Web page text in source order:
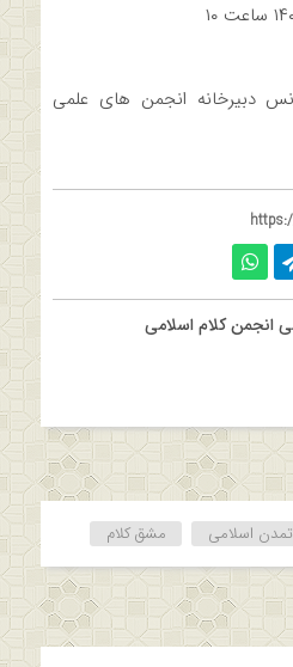
دبیرخانه انجمن های علمی
انجمن کلام اسلامی
تمدن اسلامی مشق کلام